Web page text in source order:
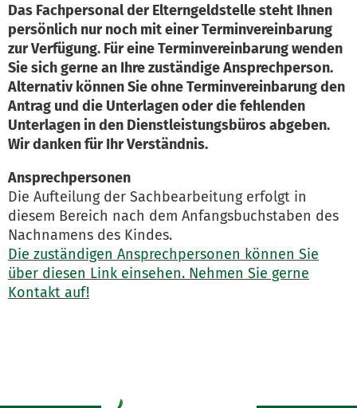
Das Fachpersonal der Elterngeldstelle steht Ihnen
persönlich nur noch mit einer Terminvereinbarung
zur Verfügung. Für eine Terminvereinbarung wenden
Sie sich gerne an Ihre zuständige Ansprechperson.
Alternativ können Sie ohne Terminvereinbarung den
Antrag und die Unterlagen oder die fehlenden
Unterlagen in den Dienstleistungsbüros abgeben.
Wir danken für Ihr Verständnis.
Ansprechpersonen
Die Aufteilung der Sachbearbeitung erfolgt in
diesem Bereich nach dem Anfangsbuchstaben des
Nachnamens des Kindes.
Die zuständigen Ansprechpersonen können Sie
über diesen Link einsehen. Nehmen Sie gerne
Kontakt auf!